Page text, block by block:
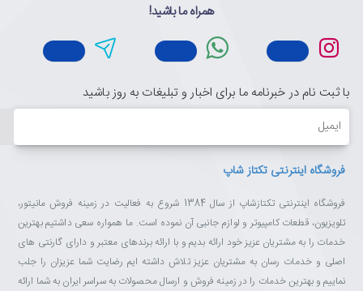
همراه ما باشید!
با ثبت نام در خبرنامه ما برای اخبار و تبلیغات به روز باشید
ایمیل
فروشگاه اینترنتی تکتاز شاپ
فروشگاه اینترنتی تکتازشاپ از سال 1384 شروع به فعالیت در زمینه فروش مانیتور،
تلویزیون، قطعات کامپیوتر و لوازم جانبی آن نموده است. ما همواره سعی داشتیم بهترین
خدمات را به مشتریان عزیز خود ارائه بدیم و با ارائه برندهای معتبر و دارای گارنتی های
اصلی و خدمات رسان به مشتریان عزیز تلاش داشته ایم رضایت شما عزیزان را جلب
نماییم و بهترین خدمات را در زمینه فروش و ارسال محصولات به سراسر ایران به شما ارائه